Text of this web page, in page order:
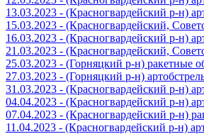
13.03.2023 - (Красногвардейский р-н)
15.03.2023 - (Красногвардейский,
16.03.2023 - (Красногвардейский р-н)
21.03.2023 - (Красногвардейский,
25.03.2023 - (Горняцкий р-н) ракетные
27.03.2023 - (Горняцкий р-н)
31.03.2023 - (Красногвардейский р-н)
04.04.2023 - (Красногвардейский р-н)
07.04.2023 - (Красногвардейский р-н)
11.04.2023 - (Красногвардейский р-н)